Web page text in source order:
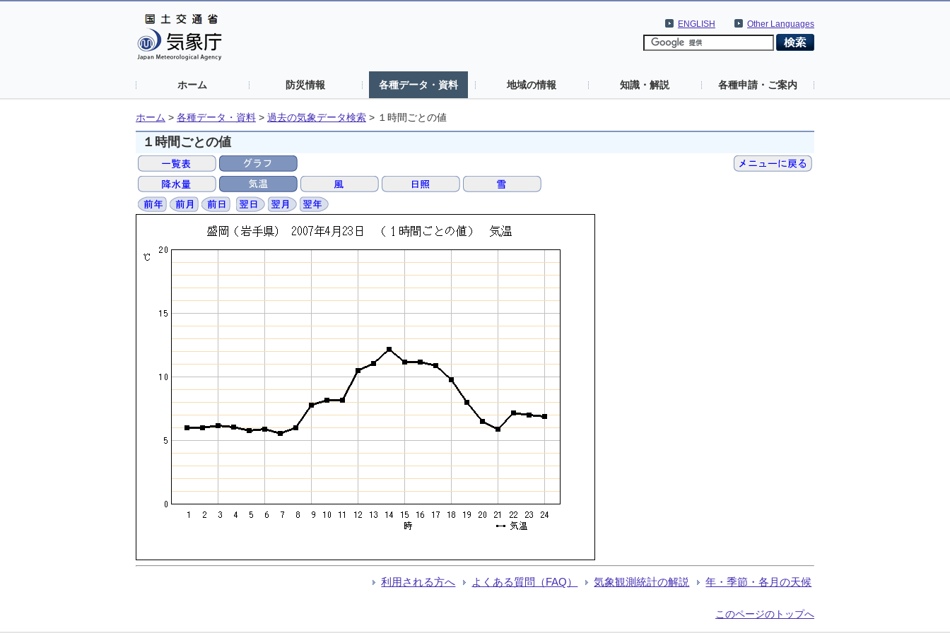
Other Languages
ENGLISH
ホーム 防災情報 各種データ・資料 地域の情報 知識・解説 各種申請・ご案内
ホーム > 各種データ・資料 > 過去の気象データ検索 > １時間ごとの値
１時間ごとの値
利用される方へ よくある質問（FAQ） 気象観測統計の解説 年・季節・各月の天候
このページのトップへ